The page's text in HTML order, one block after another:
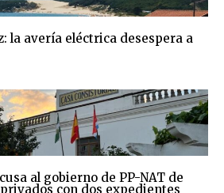
la avería eléctrica desespera a
al gobierno de PP-NAT de
con dos expedientes